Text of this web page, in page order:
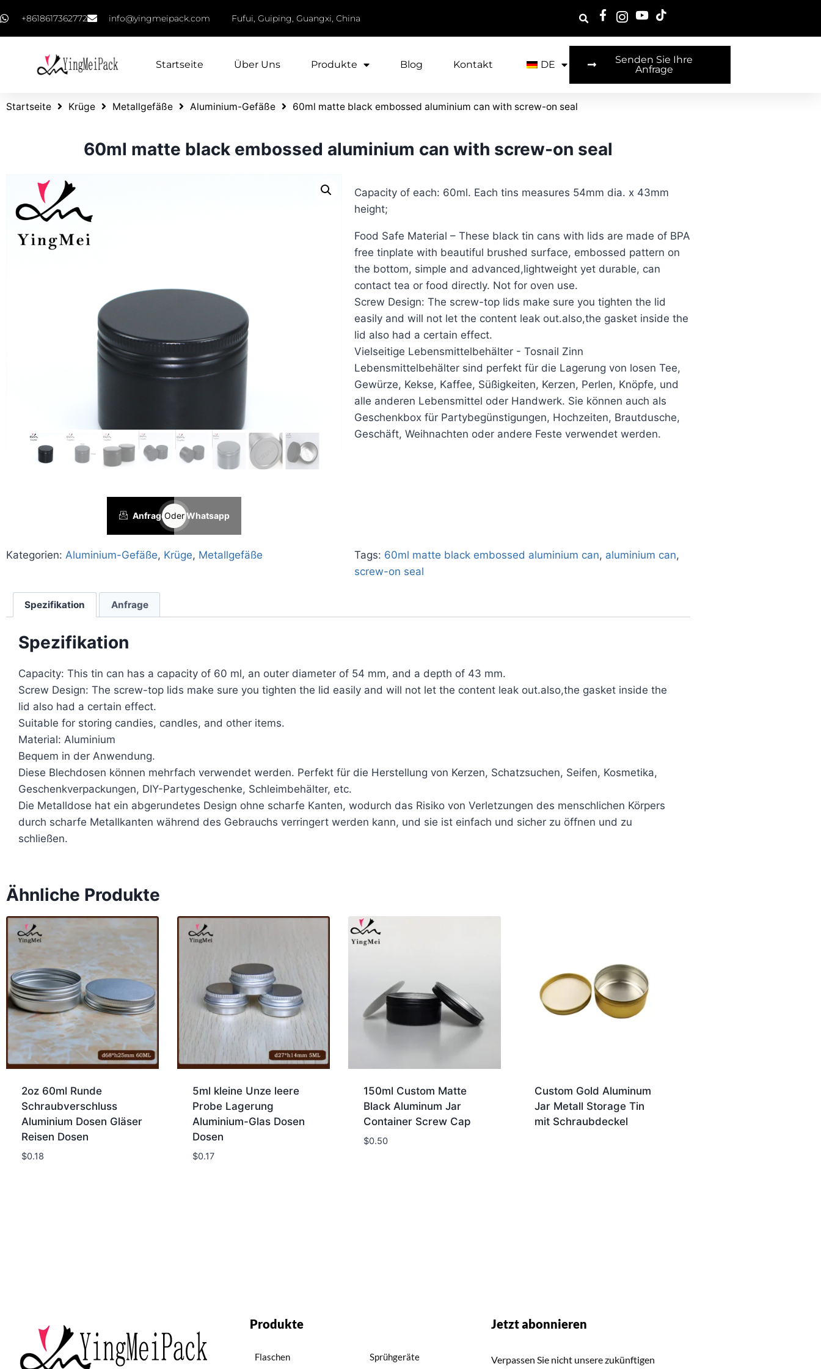
+8618617362772 info@yingmeipack.com Fufui, Guiping, Guangxi, China
Startseite Über Uns Produkte Blog Kontakt DE
Senden Sie Ihre
Anfrage
Startseite Krüge Metallgefäße Aluminium-Gefäße 60ml matte black embossed aluminium can with screw-on seal
60ml matte black embossed aluminium can with screw-on seal
AnfrageOder Whatsapp
Capacity of each: 60ml. Each tins measures 54mm dia. x 43mm
height;
Food Safe Material – These black tin cans with lids are made of BPA
free tinplate with beautiful brushed surface, embossed pattern on
the bottom, simple and advanced,lightweight yet durable, can
contact tea or food directly. Not for oven use.
Screw Design: The screw-top lids make sure you tighten the lid
easily and will not let the content leak out.also,the gasket inside the
lid also had a certain effect.
Vielseitige Lebensmittelbehälter - Tosnail Zinn
Lebensmittelbehälter sind perfekt für die Lagerung von losen Tee,
Gewürze, Kekse, Kaffee, Süßigkeiten, Kerzen, Perlen, Knöpfe, und
alle anderen Lebensmittel oder Handwerk. Sie können auch als
Geschenkbox für Partybegünstigungen, Hochzeiten, Brautdusche,
Geschäft, Weihnachten oder andere Feste verwendet werden.
Kategorien: Aluminium-Gefäße, Krüge, Metallgefäße Tags: 60ml matte black embossed aluminium can, aluminium can,
screw-on seal
Spezifikation Anfrage
Spezifikation
Capacity: This tin can has a capacity of 60 ml, an outer diameter of 54 mm, and a depth of 43 mm.
Screw Design: The screw-top lids make sure you tighten the lid easily and will not let the content leak out.also,the gasket inside the
lid also had a certain effect.
Suitable for storing candies, candles, and other items.
Material: Aluminium
Bequem in der Anwendung.
Diese Blechdosen können mehrfach verwendet werden. Perfekt für die Herstellung von Kerzen, Schatzsuchen, Seifen, Kosmetika,
Geschenkverpackungen, DIY-Partygeschenke, Schleimbehälter, etc.
Die Metalldose hat ein abgerundetes Design ohne scharfe Kanten, wodurch das Risiko von Verletzungen des menschlichen Körpers
durch scharfe Metallkanten während des Gebrauchs verringert werden kann, und sie ist einfach und sicher zu öffnen und zu
schließen.
Ähnliche Produkte
2oz 60ml Runde
Schraubverschluss
Aluminium Dosen Gläser
Reisen Dosen
$0.18
5ml kleine Unze leere
Probe Lagerung
Aluminium-Glas Dosen
Dosen
$0.17
150ml Custom Matte
Black Aluminum Jar
Container Screw Cap
$0.50
Custom Gold Aluminum
Jar Metall Storage Tin
mit Schraubdeckel
Produkte
Flaschen Sprühgeräte
Jetzt abonnieren
Verpassen Sie nicht unsere zukünftigen